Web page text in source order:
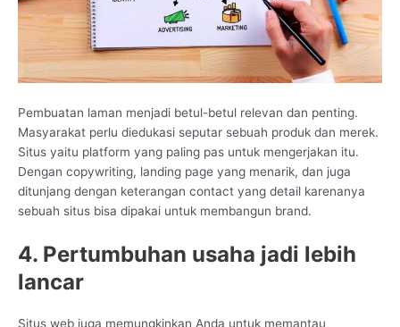
Pembuatan laman menjadi betul-betul relevan dan penting.
Masyarakat perlu diedukasi seputar sebuah produk dan merek.
Situs yaitu platform yang paling pas untuk mengerjakan itu.
Dengan copywriting, landing page yang menarik, dan juga
ditunjang dengan keterangan contact yang detail karenanya
sebuah situs bisa dipakai untuk membangun brand.
4. Pertumbuhan usaha jadi lebih
lancar
Situs web juga memungkinkan Anda untuk memantau